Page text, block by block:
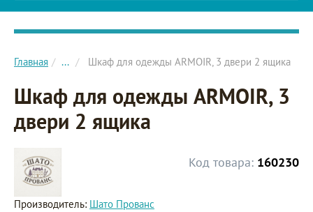
Главное меню сайта
Главная ... Шкаф для одежды ARMOIR, 3 двери 2 ящика
Шкаф для одежды ARMOIR, 3
двери 2 ящика
Код товара: 160230
Производитель: Шато Прованс